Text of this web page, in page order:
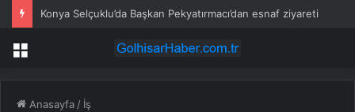
Konya Selçuklu’da Başkan Pekyatırmacı’dan esnaf ziyareti
Menü
Anasayfa / İş